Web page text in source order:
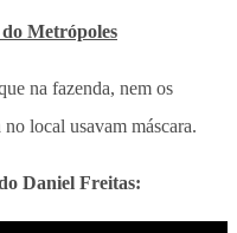
do Metrópoles
na fazenda, nem os
local usavam máscara.
Daniel Freitas: